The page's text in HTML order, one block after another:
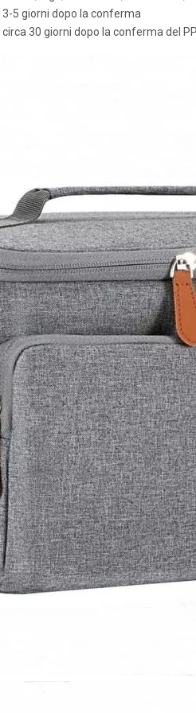
3-5 giorni dopo la conferma
circa 30 giorni dopo la conferma del